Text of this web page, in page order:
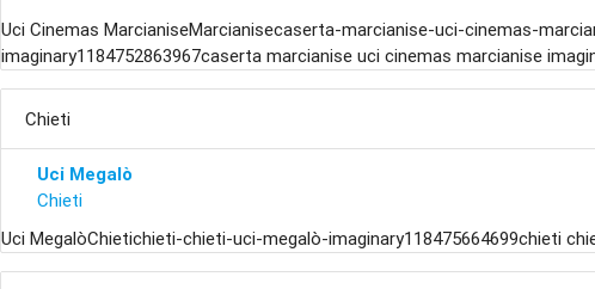
Uci Cinemas MarcianiseMarcianisecaserta-marcianise-uci-cinemas-
imaginary1184752863967caserta marcianise uci cinemas marcianise
Chieti
Uci Megalò
Chieti
Uci MegalòChietichieti-chieti-uci-megalò-imaginary118475664699chieti